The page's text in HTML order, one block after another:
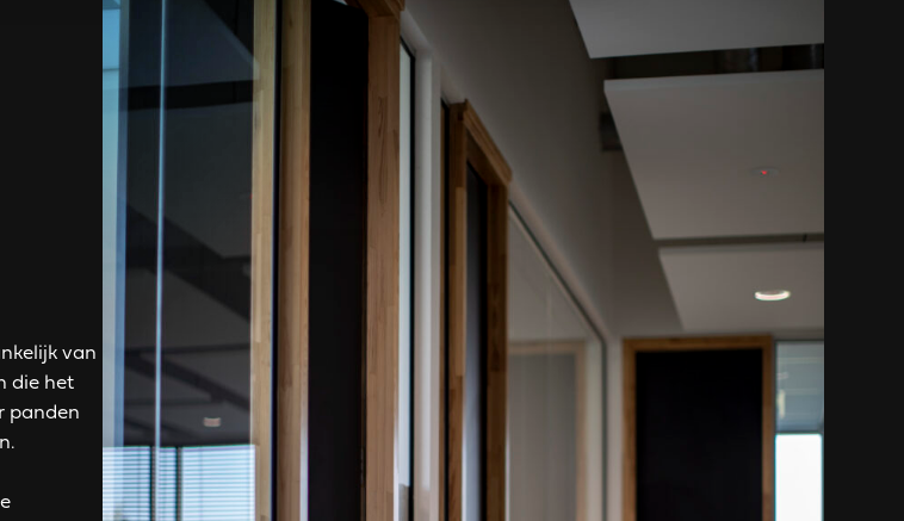
van
die het
panden